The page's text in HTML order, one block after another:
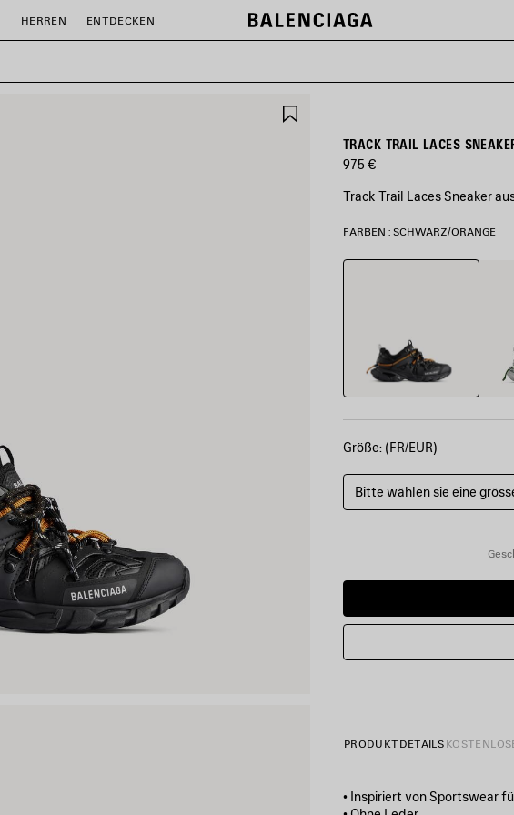
HERREN ENTDECKEN
TRACK TRAIL LACES
975 €
Track Trail Laces Sneaker
FARBEN : SCHWARZ/ORANGE
Schwarz/Orange
Größe: (FR/EUR)
Bitte wählen sie eine
PRODUKTDETAILS
• Inspiriert von Sportswear